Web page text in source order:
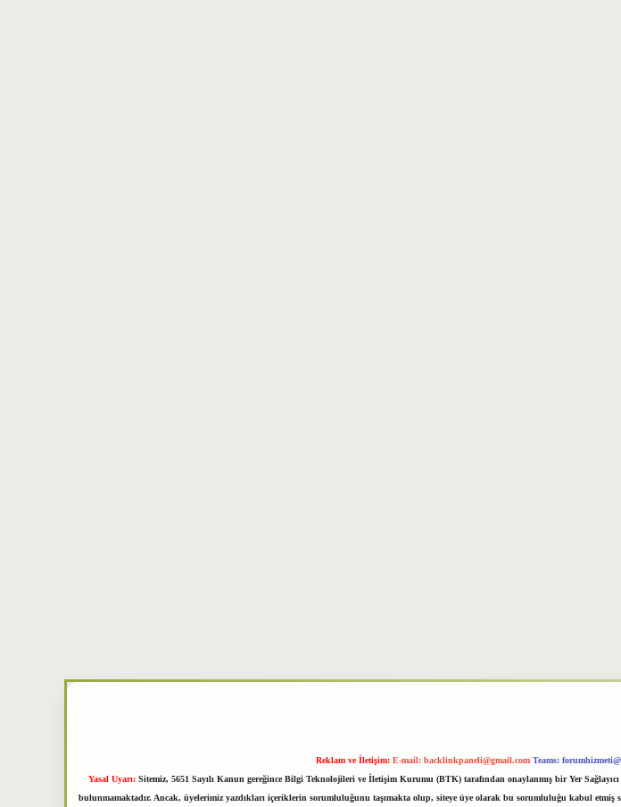
Reklam ve İletişim: E-mail: backlinkpaneli@gmail.com Teams:
Yasal Uyarı: Sitemiz, 5651 Sayılı Kanun gereğince Bilgi Teknolojileri ve İletişim Kurumu (BTK) tarafından onaylanmış bir Yer
bulunmamaktadır. Ancak, üyelerimiz yazdıkları içeriklerin sorumluluğunu taşımakta olup, siteye üye olarak bu sorumluluğu kabul